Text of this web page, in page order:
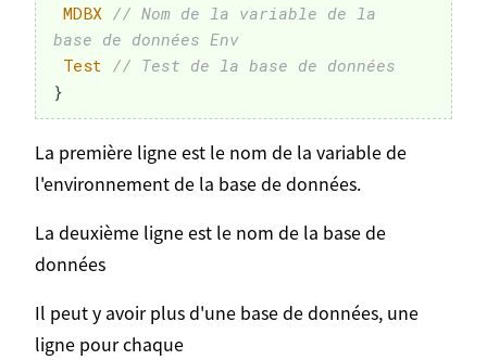
MDBX // Nom de la variable de la
base de données Env
Test // Test de la base de données
}
La première ligne est le nom de la variable de
l'environnement de la base de données.
La deuxième ligne est le nom de la base de
données
Il peut y avoir plus d'une base de données, une
ligne pour chaque